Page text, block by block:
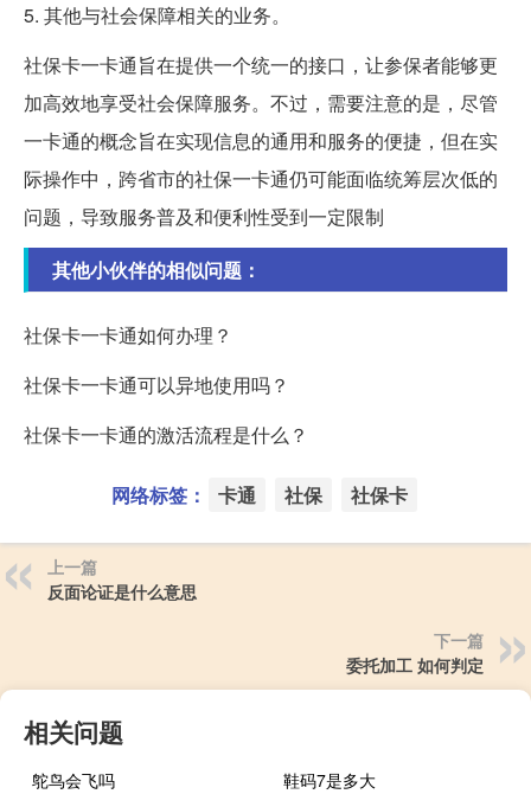
5. 其他与社会保障相关的业务。
社保卡一卡通旨在提供一个统一的接口，让参保者能够更
加高效地享受社会保障服务。不过，需要注意的是，尽管
一卡通的概念旨在实现信息的通用和服务的便捷，但在实
际操作中，跨省市的社保一卡通仍可能面临统筹层次低的
问题，导致服务普及和便利性受到一定限制
其他小伙伴的相似问题：
社保卡一卡通如何办理？
社保卡一卡通可以异地使用吗？
社保卡一卡通的激活流程是什么？
网络标签： 卡通 社保 社保卡
上一篇
反面论证是什么意思
下一篇
委托加工 如何判定
相关问题
鸵鸟会飞吗
鞋码7是多大